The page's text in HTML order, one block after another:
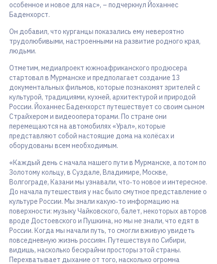
особенное и новое для нас», – подчеркнул Йоханнес
Баденхорст.
Он добавил, что курганцы показались ему невероятно
трудолюбивыми, настроенными на развитие родного края,
людьми.
Отметим, медиапроект южноафриканского продюсера
стартовал в Мурманске и предполагает создание 13
документальных фильмов, которые познакомят зрителей с
культурой, традициями, кухней, архитектурой и природой
России. Йоханнес Баденхорст путешествует со своим сыном
Страйхером и видеооператорами. По стране они
перемещаются на автомобилях «Урал», которые
представляют собой настоящие дома на колёсах и
оборудованы всем необходимым.
«Каждый день с начала нашего пути в Мурманске, а потом по
Золотому кольцу, в Суздале, Владимире, Москве,
Волгограде, Казани мы узнавали, что‑то новое и интересное.
До начала путешествия у нас было смутное представление о
культуре России. Мы знали какую‑то информацию на
поверхности: музыку Чайковского, балет, некоторых авторов
вроде Достоевского и Пушкина, но мы не знали, что едят в
России. Когда мы начали путь, то смогли вживую увидеть
повседневную жизнь россиян. Путешествуя по Сибири,
видишь, насколько бескрайни просторы этой страны.
Перехватывает дыхание от того, насколько огромна